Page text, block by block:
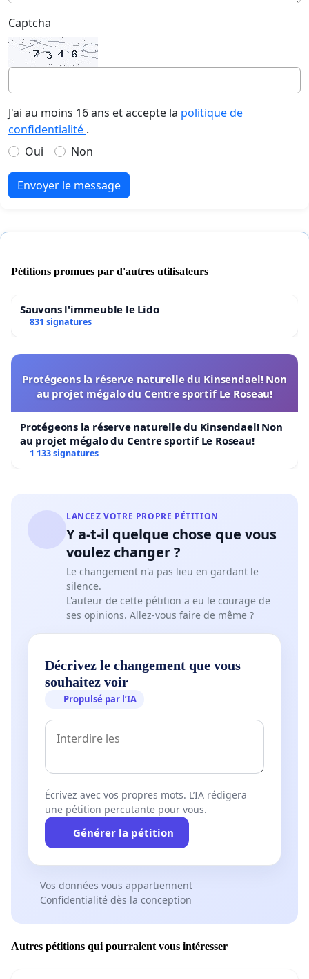
Captcha
J'ai au moins 16 ans et accepte la politique de
confidentialité .
Oui
Non
Envoyer le message
Pétitions promues par d'autres utilisateurs
Sauvons l'immeuble le Lido
831 signatures
Protégeons la réserve naturelle du Kinsendael! Non
au projet mégalo du Centre sportif Le Roseau!
Protégeons la réserve naturelle du Kinsendael! Non
au projet mégalo du Centre sportif Le Roseau!
1 133 signatures
LANCEZ VOTRE PROPRE PÉTITION
Y a-t-il quelque chose que vous
voulez changer ?
Le changement n'a pas lieu en gardant le
silence.
L'auteur de cette pétition a eu le courage de
ses opinions. Allez-vous faire de même ?
Décrivez le changement que vous
souhaitez voir
Propulsé par l’IA
Écrivez avec vos propres mots. L’IA rédigera
une pétition percutante pour vous.
Générer la pétition
Vos données vous appartiennent
Confidentialité dès la conception
Autres pétitions qui pourraient vous intéresser